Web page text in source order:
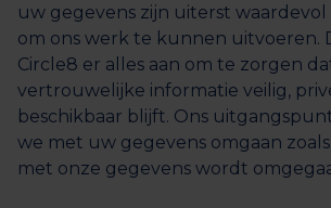
uw gegevens zijn uiterst waardevol
om ons werk te kunnen uitvoeren.
Circle8 er alles aan om te zorgen
vertrouwelijke informatie veilig,
beschikbaar blijft. Ons
we met uw gegevens omgaan
met onze gegevens wordt